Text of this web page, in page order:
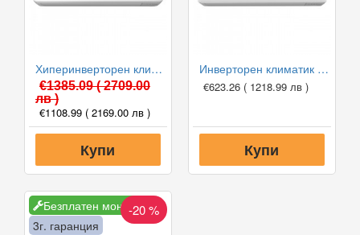
Хиперинверторен климатик Fuji Electric RSG12KGTB(E) /ROG12KGCA, 12000 BTU, Клас A+++
€1385.09( 2709.00
лв )
€1108.99 ( 2169.00 лв )
Купи
Инверторен климатик Fuji Electric RSG09KPCA/ROG09KPCA, 9000 BTU, Клас A++
€623.26 ( 1218.99 лв )
Купи
Безплатен монтаж
3г. гаранция
-20 %